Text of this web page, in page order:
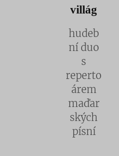
villág
hudeb
ní duo
s
reperto
árem
maďar
ských
písní